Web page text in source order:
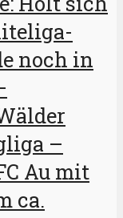
noch in
–
Au mit
ca.